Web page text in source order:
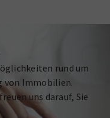
rund um
von Immobilien.
uns darauf, Sie